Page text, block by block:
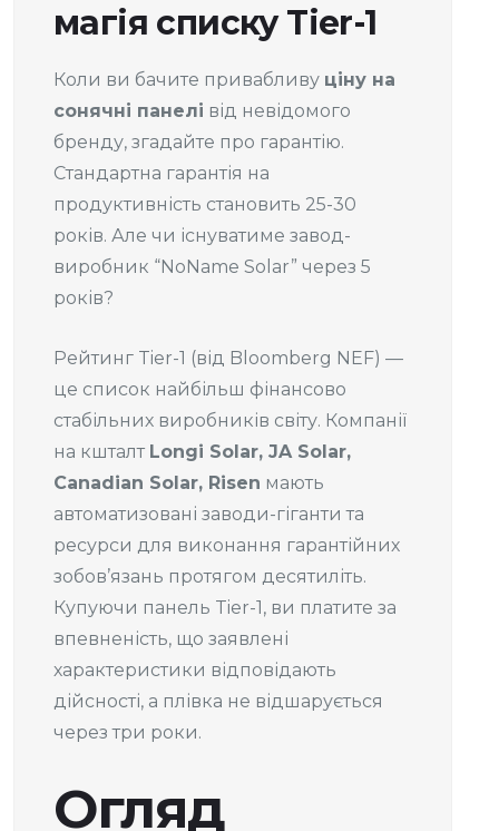
магія списку Tier-1
Коли ви бачите привабливу ціну на
сонячні панелі від невідомого
бренду, згадайте про гарантію.
Стандартна гарантія на
продуктивність становить 25-30
років. Але чи існуватиме завод-
виробник “NoName Solar” через 5
років?
Рейтинг Tier-1 (від Bloomberg NEF) —
це список найбільш фінансово
стабільних виробників світу. Компанії
на кшталт Longi Solar, JA Solar,
Canadian Solar, Risen мають
автоматизовані заводи-гіганти та
ресурси для виконання гарантійних
зобов’язань протягом десятиліть.
Купуючи панель Tier-1, ви платите за
впевненість, що заявлені
характеристики відповідають
дійсності, а плівка не відшарується
через три роки.
Огляд